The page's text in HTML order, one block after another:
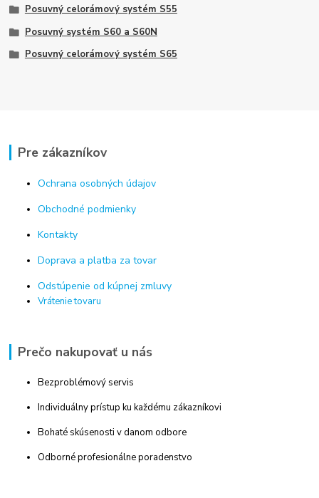
Posuvný celorámový systém S55
Posuvný systém S60 a S60N
Posuvný celorámový systém S65
Pre zákazníkov
Ochrana osobných údajov
Obchodné podmienky
Kontakty
Doprava a platba za tovar
Odstúpenie od kúpnej zmluvy
Vrátenie tovaru
Prečo nakupovať u nás
Bezproblémový servis
Individuálny prístup ku každému zákazníkovi
Bohaté skúsenosti v danom odbore
Odborné profesionálne poradenstvo